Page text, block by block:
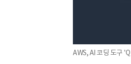
AWS, AI 코딩 도구